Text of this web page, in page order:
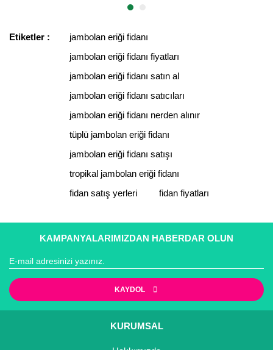
Etiketler :
jambolan eriği fidanı
jambolan eriği fidanı fiyatları
jambolan eriği fidanı satın al
jambolan eriği fidanı satıcıları
jambolan eriği fidanı nerden alınır
tüplü jambolan eriği fidanı
jambolan eriği fidanı satışı
tropikal jambolan eriği fidanı
fidan satış yerleri
fidan fiyatları
KAMPANYALARIMIZDAN HABERDAR OLUN
KAYDOL
KURUMSAL